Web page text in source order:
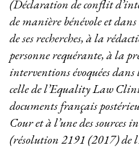
(Déclaration de conflit
de manière bénévole et
de ses recherches, à la
personne requérante, à la
interventions évoquées
celle de l’Equality Law
documents français
Cour et à l’une des sources
(résolution 2191 (2017) de